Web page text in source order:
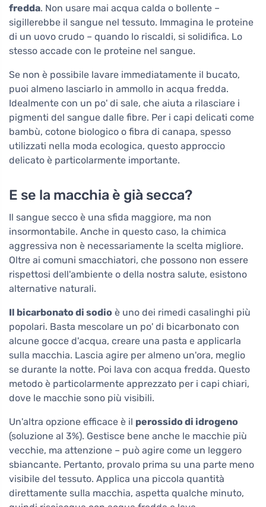
fredda. Non usare mai acqua calda o bollente –
sigillerebbe il sangue nel tessuto. Immagina le proteine
di un uovo crudo – quando lo riscaldi, si solidifica. Lo
stesso accade con le proteine nel sangue.
Se non è possibile lavare immediatamente il bucato,
puoi almeno lasciarlo in ammollo in acqua fredda.
Idealmente con un po' di sale, che aiuta a rilasciare i
pigmenti del sangue dalle fibre. Per i capi delicati come
bambù, cotone biologico o fibra di canapa, spesso
utilizzati nella moda ecologica, questo approccio
delicato è particolarmente importante.
E se la macchia è già secca?
Il sangue secco è una sfida maggiore, ma non
insormontabile. Anche in questo caso, la chimica
aggressiva non è necessariamente la scelta migliore.
Oltre ai comuni smacchiatori, che possono non essere
rispettosi dell'ambiente o della nostra salute, esistono
alternative naturali.
Il bicarbonato di sodio è uno dei rimedi casalinghi più
popolari. Basta mescolare un po' di bicarbonato con
alcune gocce d'acqua, creare una pasta e applicarla
sulla macchia. Lascia agire per almeno un'ora, meglio
se durante la notte. Poi lava con acqua fredda. Questo
metodo è particolarmente apprezzato per i capi chiari,
dove le macchie sono più visibili.
Un'altra opzione efficace è il perossido di idrogeno
(soluzione al 3%). Gestisce bene anche le macchie più
vecchie, ma attenzione – può agire come un leggero
sbiancante. Pertanto, provalo prima su una parte meno
visibile del tessuto. Applica una piccola quantità
direttamente sulla macchia, aspetta qualche minuto,